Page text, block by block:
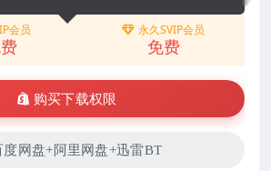
会员 永久SVIP会员
免费
购买下载权限
度网盘+阿里网盘+迅雷BT